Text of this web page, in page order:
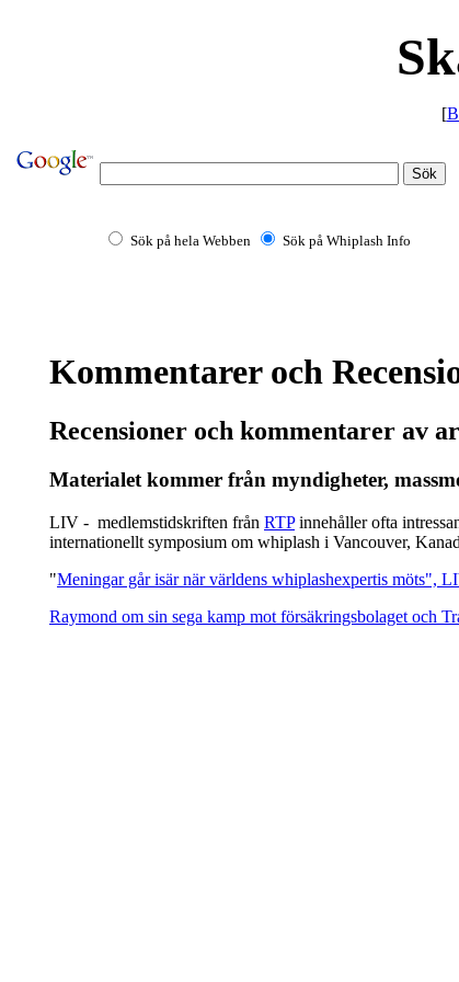
[
Sök på hela Webben Sök på Whiplash Info
Kommentarer och
Recensioner och kommentarer av
Materialet kommer från myndigheter,
LIV - medlemstidskriften från RTPinnehåller ofta
internationellt symposium om whiplash i Vancouver,
"Meningar går isär när världens whiplashexpertis möts",
Raymond om sin sega kamp mot försäkringsbolaget och